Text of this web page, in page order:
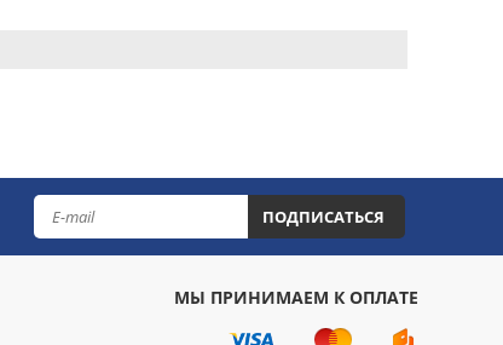
ПОДПИСАТЬСЯ
МЫ ПРИНИМАЕМ К ОПЛАТЕ